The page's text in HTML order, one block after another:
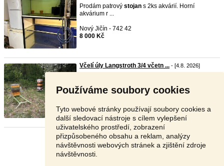
Používáme soubory cookies
Tyto webové stránky používají soubory cookies a
další sledovací nástroje s cílem vylepšení
uživatelského prostředí, zobrazení
přizpůsobeného obsahu a reklam, analýzy
návštěvnosti webových stránek a zjištění zdroje
návštěvnosti.
Prodám patrový stojan s 2ks akvárií. Horní
akvárium r ...
Nový Jičín - 742 42
8 000 Kč
Včelí úly Langstroth 3/4 včetn ... - [4.8. 2026]
Dohodou
Stránka: 1 2 3 Další